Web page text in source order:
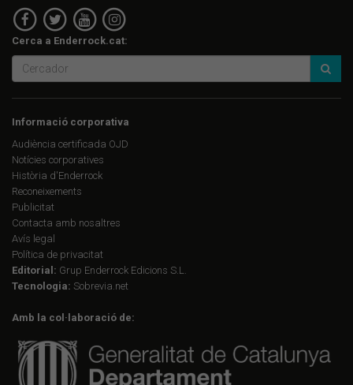
Cerca a Enderrock.cat:
Informació corporativa
Audiència certificada OJD
Notícies corporatives
Història d'Enderrock
Reconeixements
Publicitat
Contacta amb nosaltres
Avís legal
Política de privacitat
Editorial: Grup Enderrock Edicions S.L.
Tecnologia: Sobrevia.net
Amb la col·laboració de: